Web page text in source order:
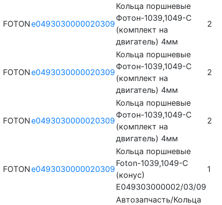
FOTONe0493030000020309
Кольца поршневые
Фотон-1039,1049-С
(комплект на
двигатель) 4мм
2
FOTONe0493030000020309
Кольца поршневые
Фотон-1039,1049-С
(комплект на
двигатель) 4мм
2
FOTONe0493030000020309
Кольца поршневые
Фотон-1039,1049-С
(комплект на
двигатель) 4мм
2
FOTONe0493030000020309
Кольца поршневые
Foton-1039,1049-C
(конус)
E049303000002/03/09
1
Автозапчасть/Кольца